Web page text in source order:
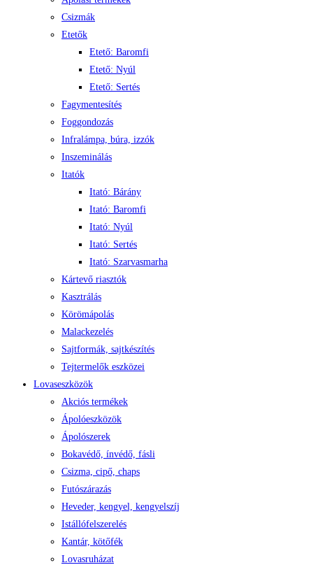
Csizmák
Etetők
Etető: Baromfi
Etető: Nyúl
Etető: Sertés
Fagymentesítés
Foggondozás
Infralámpa, búra, izzók
Inszeminálás
Itatók
Itató: Bárány
Itató: Baromfi
Itató: Nyúl
Itató: Sertés
Itató: Szarvasmarha
Kártevő riasztók
Kasztrálás
Körömápolás
Malackezelés
Sajtformák, sajtkészítés
Tejtermelők eszközei
Lovaseszközök
Akciós termékek
Ápolóeszközök
Ápolószerek
Bokavédő, ínvédő, fásli
Csizma, cipő, chaps
Futószárazás
Heveder, kengyel, kengyelszíj
Istállófelszerelés
Kantár, kötőfék
Lovasruházat